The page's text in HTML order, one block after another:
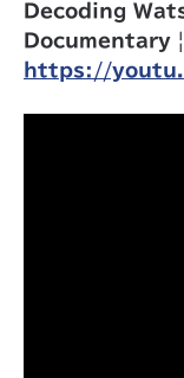
Decoding
Documentary
https://